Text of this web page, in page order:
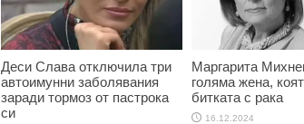
Деси Слава отключила три
автоимунни заболявания
заради тормоз от пастрока
си
Маргарита
голяма жена,
битката с рака
16.12.2024